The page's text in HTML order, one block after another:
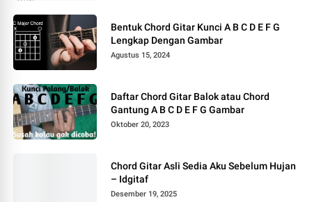
Bentuk Chord Gitar Kunci A B C D E F G
Lengkap Dengan Gambar
Agustus 15, 2024
Daftar Chord Gitar Balok atau Chord
Gantung A B C D E F G Gambar
Oktober 20, 2023
Chord Gitar Asli Sedia Aku Sebelum Hujan
– Idgitaf
Desember 19, 2025